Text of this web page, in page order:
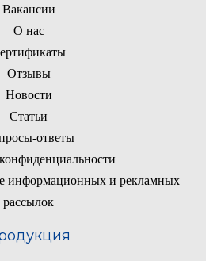
Вакансии
О нас
Отзывы
Новости
Статьи
ответы
информационных и рекламных
рассылок